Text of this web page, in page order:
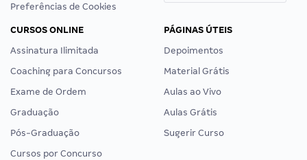
Preferências de Cookies
CURSOS ONLINE
Assinatura Ilimitada
Coaching para Concursos
Exame de Ordem
Graduação
Pós-Graduação
Cursos por Concurso
PÁGINAS ÚTEIS
Depoimentos
Material Grátis
Aulas ao Vivo
Aulas Grátis
Sugerir Curso